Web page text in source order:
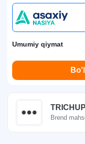
Umumiy qiymat
TRICHUP
Brend